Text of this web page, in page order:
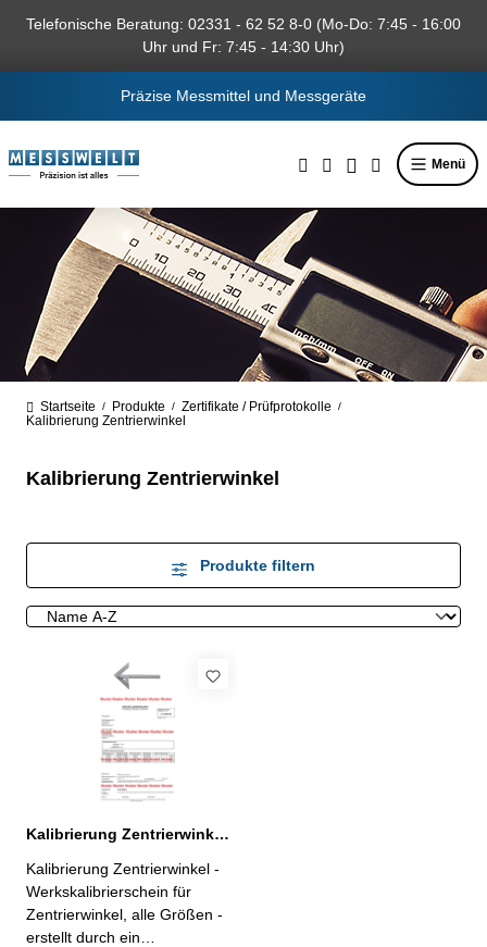
springen
Telefonische Beratung: 02331 - 62 52 8-0 (Mo-Do: 7:45 - 16:00
Uhr und Fr: 7:45 - 14:30 Uhr)
Präzise Messmittel und Messgeräte
Menü
Startseite / Produkte / Zertifikate / Prüfprotokolle /
Kalibrierung Zentrierwinkel
Kalibrierung Zentrierwinkel
Produkte filtern
Kalibrierung Zentrierwinkel - alle Größen
Kalibrierung Zentrierwinkel -
Werkskalibrierschein für
Zentrierwinkel, alle Größen -
erstellt durch ein